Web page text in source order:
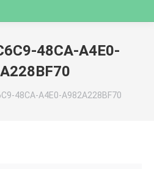
48CA-A4E0-
48CA-A4E0-A982A228BF70